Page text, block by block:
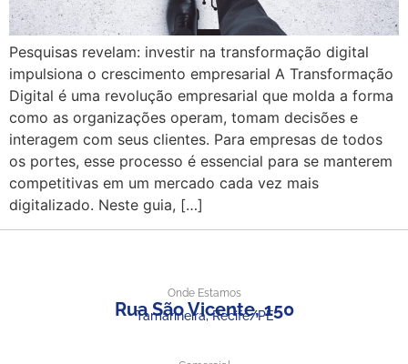
Pesquisas revelam: investir na transformação digital
impulsiona o crescimento empresarial A Transformação
Digital é uma revolução empresarial que molda a forma
como as organizações operam, tomam decisões e
interagem com seus clientes. Para empresas de todos
os portes, esse processo é essencial para se manterem
competitivas em um mercado cada vez mais
digitalizado. Neste guia, […]
Onde Estamos
Rua São Vicente, 150
Tamarineira, Recife/PE